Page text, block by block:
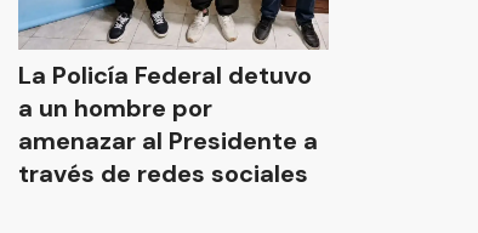
La Policía Federal detuvo
a un hombre por
amenazar al Presidente a
través de redes sociales